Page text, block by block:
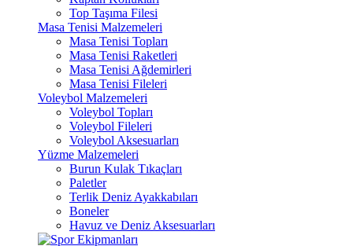
Top Taşıma Filesi
Masa Tenisi Malzemeleri
Masa Tenisi Topları
Masa Tenisi Raketleri
Masa Tenisi Ağdemirleri
Masa Tenisi Fileleri
Voleybol Malzemeleri
Voleybol Topları
Voleybol Fileleri
Voleybol Aksesuarları
Yüzme Malzemeleri
Burun Kulak Tıkaçları
Paletler
Terlik Deniz Ayakkabıları
Boneler
Havuz ve Deniz Aksesuarları